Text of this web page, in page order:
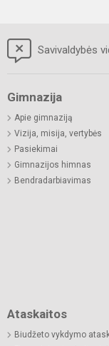
Savivaldybės
Gimnazija
Apie gimnaziją
Vizija, misija, vertybės
Pasiekimai
Gimnazijos himnas
Bendradarbiavimas
Ataskaitos
Biudžeto vykdymo